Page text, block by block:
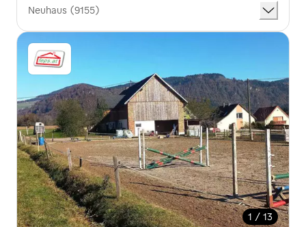
Neuhaus (9155)
1 / 13